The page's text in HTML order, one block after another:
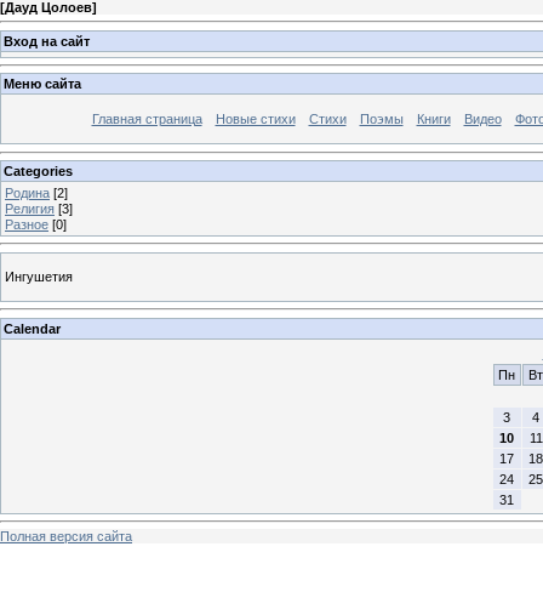
[Дауд Цолоев]
Вход на сайт
Меню сайта
Главная страница Новые стихи Стихи Поэмы Книги Видео
Categories
Родина [2]
Религия [3]
Разное [0]
Ингушетия
Calendar
Пн
Вт
3
4
10
11
17
18
24
25
31
Полная версия сайта